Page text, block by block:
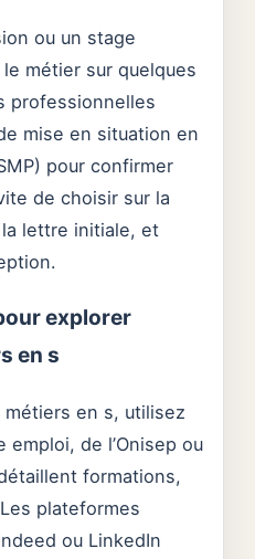
ou un stage
métier sur quelques
professionnelles
mise en situation en
pour confirmer
de choisir sur la
lettre initiale, et
explorer
en s
en s, utilisez
de l’Onisep ou
formations,
plateformes
ou LinkedIn